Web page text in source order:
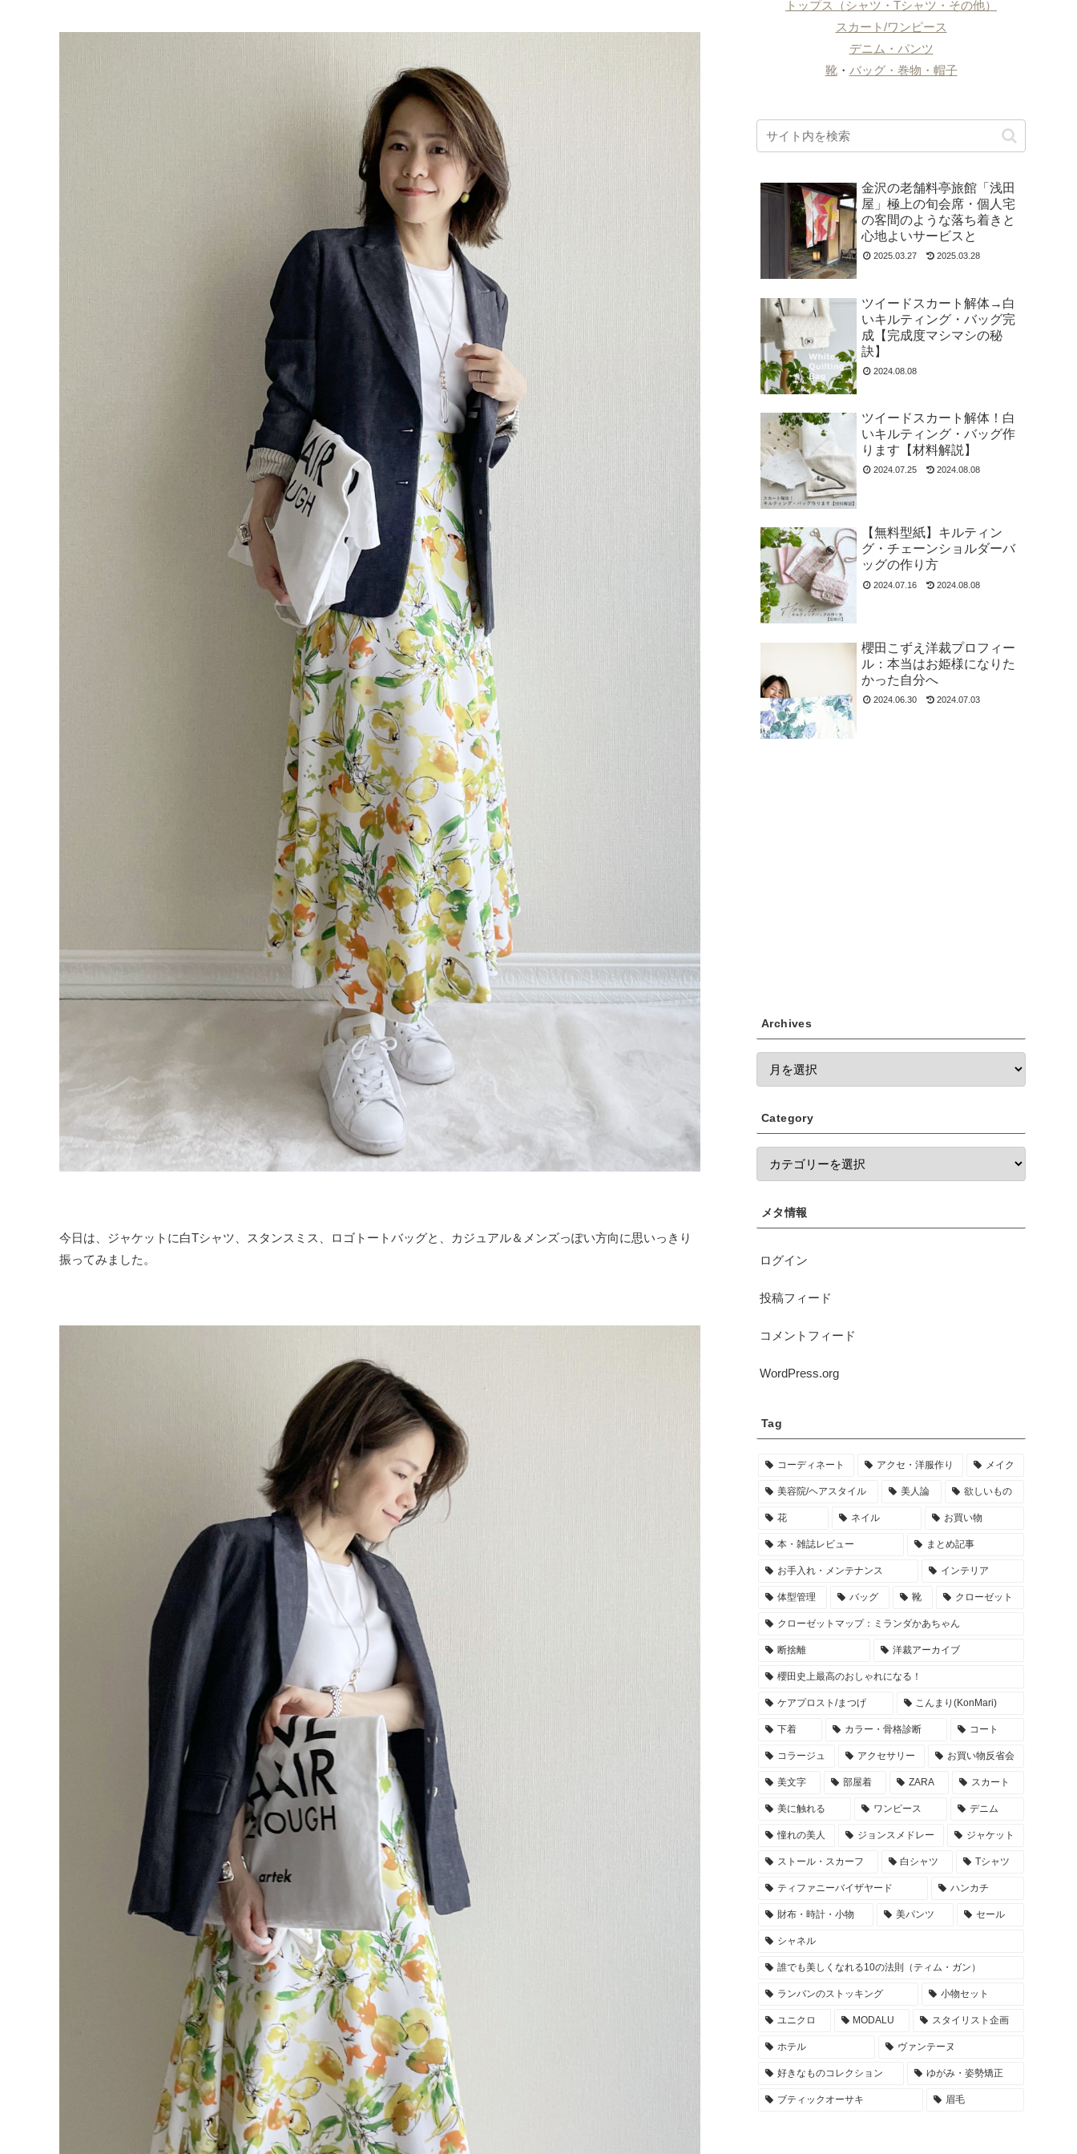
今日は、ジャケットに白Tシャツ、スタンスミス、ロゴトートバッグと、カジュアル＆メンズっぽい方向に思いっきり
振ってみました。
トップス（シャツ・Tシャツ・その他）
スカート/ワンピース
デニム・パンツ
靴・ バッグ・巻物・帽子
金沢の老舗料亭旅館「浅田
屋」極上の旬会席・個人宅
の客間のような落ち着きと
心地よいサービスと
2025.03.27 2025.03.28
ツイードスカート解体→白
いキルティング・バッグ完
成【完成度マシマシの秘
訣】
2024.08.08
ツイードスカート解体！白
いキルティング・バッグ作
ります【材料解説】
2024.07.25 2024.08.08
【無料型紙】キルティン
グ・チェーンショルダーバ
ッグの作り方
2024.07.16 2024.08.08
櫻田こずえ洋裁プロフィー
ル：本当はお姫様になりた
かった自分へ
2024.06.30 2024.07.03
Archives
Category
メタ情報
ログイン
投稿フィード
コメントフィード
WordPress.org
Tag
コーディネート アクセ・洋服作り メイク
美容院/ヘアスタイル 美人論 欲しいもの
花 ネイル お買い物
本・雑誌レビュー まとめ記事
お手入れ・メンテナンス インテリア
体型管理 バッグ 靴 クローゼット
クローゼットマップ：ミランダかあちゃん
断捨離 洋裁アーカイブ
櫻田史上最高のおしゃれになる！
ケアプロスト/まつげ こんまり(KonMari)
下着 カラー・骨格診断 コート
コラージュ アクセサリー お買い物反省会
美文字 部屋着 ZARA スカート
美に触れる ワンピース デニム
憧れの美人 ジョンスメドレー ジャケット
ストール・スカーフ 白シャツ Tシャツ
ティファニーバイザヤード ハンカチ
財布・時計・小物 美パンツ セール
シャネル
誰でも美しくなれる10の法則（ティム・ガン）
ランバンのストッキング 小物セット
ユニクロ MODALU スタイリスト企画
ホテル ヴァンテーヌ
好きなものコレクション ゆがみ・姿勢矯正
ブティックオーサキ 眉毛